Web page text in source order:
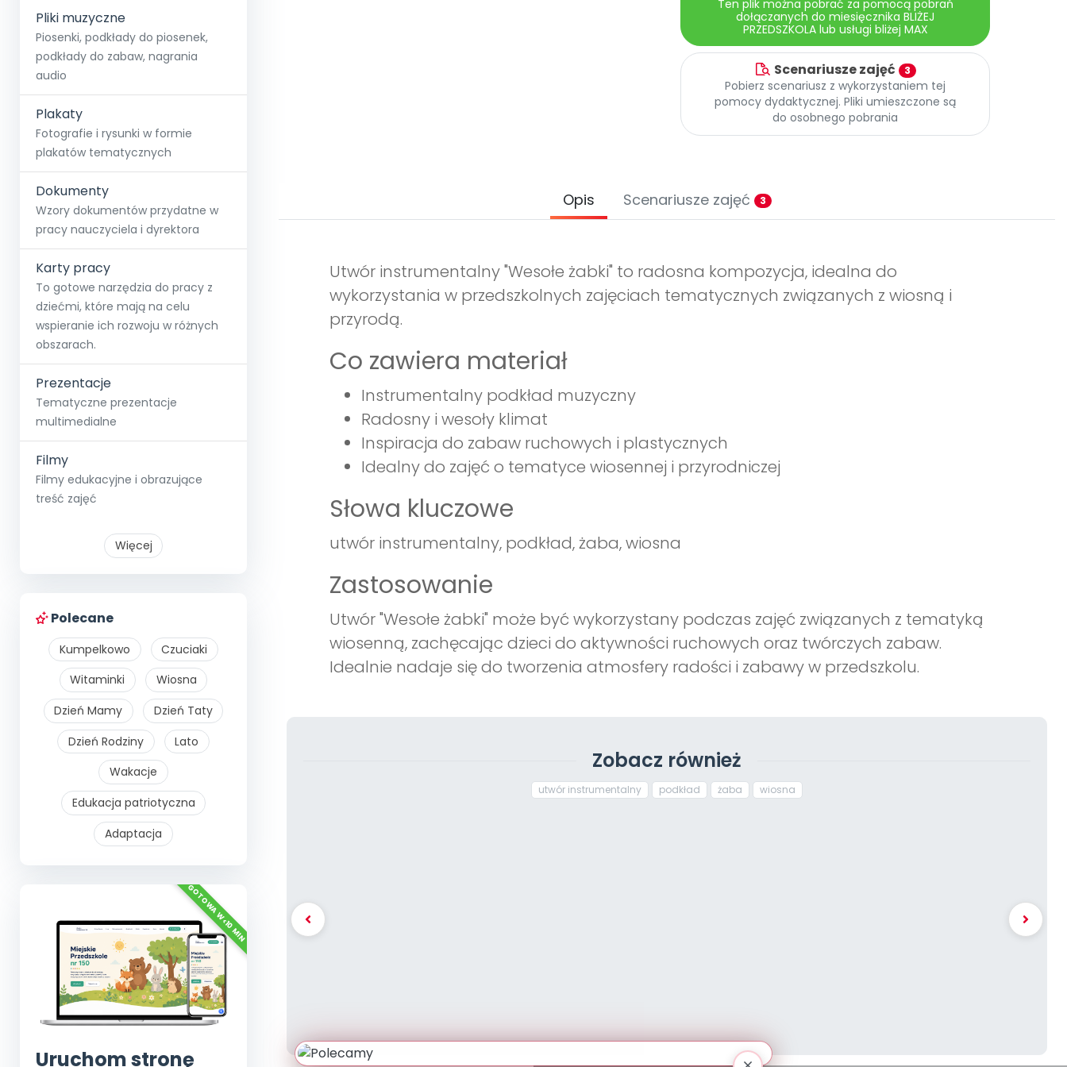
Pliki muzyczne
Piosenki, podkłady do piosenek,
podkłady do zabaw, nagrania
audio
Plakaty
Fotografie i rysunki w formie
plakatów tematycznych
Dokumenty
Wzory dokumentów przydatne w
pracy nauczyciela i dyrektora
Karty pracy
To gotowe narzędzia do pracy z
dziećmi, które mają na celu
wspieranie ich rozwoju w różnych
obszarach.
Prezentacje
Tematyczne prezentacje
multimedialne
Filmy
Filmy edukacyjne i obrazujące
treść zajęć
Więcej
Polecane
Kumpelkowo
Czuciaki
Witaminki
Wiosna
Dzień Mamy
Dzień Taty
Dzień Rodziny
Lato
Wakacje
Edukacja patriotyczna
Adaptacja
Uruchom stronę
Ten plik można pobrać za pomocą pobrań
dołączanych do miesięcznika BLIŻEJ
PRZEDSZKOLA lub usługi bliżej MAX
Scenariusze zajęć 3
Pobierz scenariusz z wykorzystaniem tej
pomocy dydaktycznej. Pliki umieszczone są
do osobnego pobrania
Opis Scenariusze zajęć 3
Utwór instrumentalny "Wesołe żabki" to radosna kompozycja, idealna do
wykorzystania w przedszkolnych zajęciach tematycznych związanych z wiosną i
przyrodą.
Co zawiera materiał
Instrumentalny podkład muzyczny
Radosny i wesoły klimat
Inspiracja do zabaw ruchowych i plastycznych
Idealny do zajęć o tematyce wiosennej i przyrodniczej
Słowa kluczowe
utwór instrumentalny, podkład, żaba, wiosna
Zastosowanie
Utwór "Wesołe żabki" może być wykorzystany podczas zajęć związanych z tematyką
wiosenną, zachęcając dzieci do aktywności ruchowych oraz twórczych zabaw.
Idealnie nadaje się do tworzenia atmosfery radości i zabawy w przedszkolu.
Zobacz również
utwór instrumentalny podkład żaba wiosna